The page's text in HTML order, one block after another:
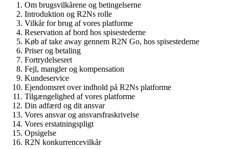
Om brugsvilkårene og betingelserne
Introduktion og R2Ns rolle
Vilkår for brug af vores platforme
Reservation af bord hos spisestederne
Køb af take away gennem R2N Go, hos spisestederne
Priser og betaling
Fortrydelsesret
Fejl, mangler og kompensation
Kundeservice
Ejendomsret over indhold på R2Ns platforme
Tilgængelighed af vores platforme
Din adfærd og dit ansvar
Vores ansvar og ansvarsfraskrivelse
Vores erstatningspligt
Opsigelse
R2N konkurrencevilkår